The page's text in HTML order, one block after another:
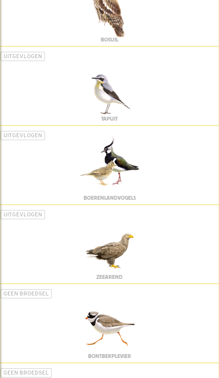
BOSUIL
UITGEVLOGEN
TAPUIT
UITGEVLOGEN
BOERENLANDVOGELS
UITGEVLOGEN
ZEEAREND
GEEN BROEDSEL
BONTBEKPLEVIER
GEEN BROEDSEL